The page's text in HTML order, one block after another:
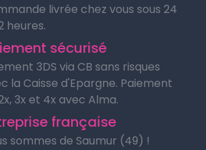
livrée chez vous sous 24
heures.
sécurisé
3DS via CB sans risques
la Caisse d'Epargne. Paiement
3x et 4x avec Alma.
française
sommes de Saumur (49) !